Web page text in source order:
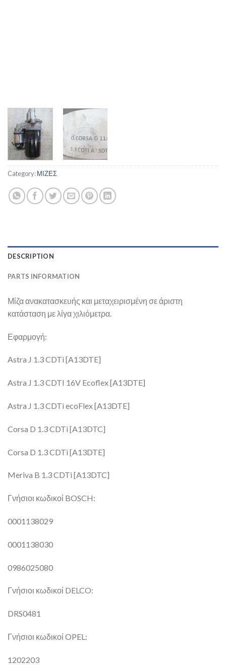
Category:ΜΙΖΕΣ
DESCRIPTION
PARTS INFORMATION
Μίζα ανακατασκευής και μεταχειρισμένη σε άριστη
κατάσταση με λίγα χιλιόμετρα.
Εφαρμογή:
Astra J 1.3 CDTi [A13DTE]
Astra J 1.3 CDTI 16V Ecoflex [A13DTE]
Astra J 1.3 CDTi ecoFlex [A13DTE]
Corsa D 1.3 CDTi [A13DTC]
Corsa D 1.3 CDTi [A13DTE]
Meriva B 1.3 CDTi [A13DTC]
Γνήσιοι κωδικοί BOSCH:
0001138029
0001138030
0986025080
Γνήσιοι κωδικοί DELCO:
DRS0481
Γνήσιοι κωδικοί OPEL:
1202203